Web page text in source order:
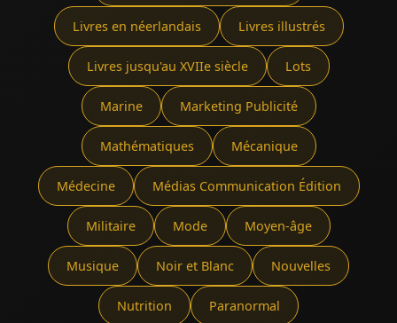
Livres en néerlandais Livres illustrés
Livres jusqu'au XVIIe siècle Lots
Marine Marketing Publicité
Mathématiques Mécanique
Médecine Médias Communication Édition
Militaire Mode Moyen-âge
Musique Noir et Blanc Nouvelles
Nutrition Paranormal